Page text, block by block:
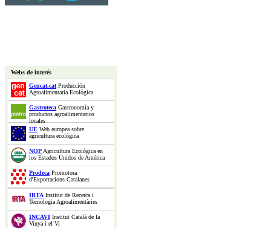
Webs de interés
Gencat.catProducción
Agroalimentaria Ecológica
Gastroteca Gastronomía y
productos agroalimentarios
locales
UE Web europea sobre
agricultura ecológica
NOPAgricultura Ecológica en
los Estados Unidos de América
Prodeca Promotora
d'Exportacions Catalanes
IRTA Institut de Recerca i
Tecnologia Agroalimentàries
INCAVI Institut Català de la
Vinya i el Vi